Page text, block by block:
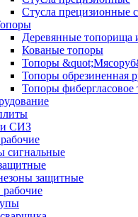
Стусла прецизионные
Деревянные топорища
Кованые топоры
Топоры
Топоры обрезиненная
Топоры
и СИЗ
сигнальные
защитные